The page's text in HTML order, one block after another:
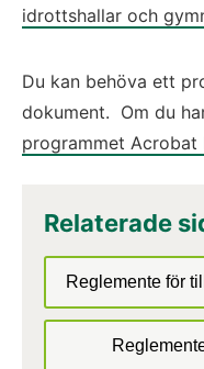
idrottshallar och
Du kan behöva ett
dokument.  Om du
programmet Acrobat
Relaterade
Reglemente för